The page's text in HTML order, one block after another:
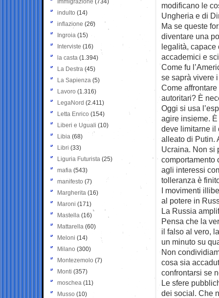
modificano le
Ungheria e di
Ma se queste
diventare una
legalità, capace
accademici e
Come fu
se saprà vivere
Come
autoritari? È
Oggi si usa
agire insieme. È
deve limitarne il
alleato di Putin.
Ucraina. Non si
comportamento
agli interessi
tolleranza è
I movimenti
al potere in
La Russia
Pensa che la
il falso al vero,
un minuto su
Non
cosa sia
confrontarsi se
Le sfere
dei social. Che
Immigrazione (734)
indulto (14)
inflazione (26)
Ingroia (15)
Interviste (16)
la casta (1.394)
La Destra (45)
La Sapienza (5)
Lavoro (1.316)
LegaNord (2.411)
Letta Enrico (154)
Liberi e Uguali (10)
Libia (68)
Libri (33)
Liguria Futurista (25)
mafia (543)
manifesto (7)
Margherita (16)
Maroni (171)
Mastella (16)
Mattarella (60)
Meloni (14)
Milano (300)
Montezemolo (7)
Monti (357)
moschea (11)
Musso (10)